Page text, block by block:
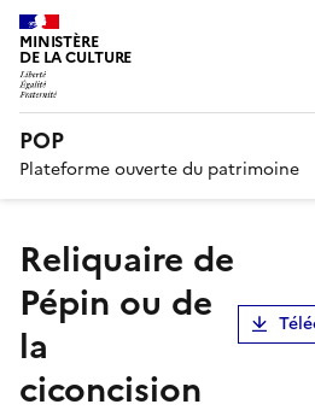
MINISTÈRE
DE LA CULTURE
POP
Plateforme ouverte du patrimoine
reliquaire de
Pépin ou de
la
ciconcision